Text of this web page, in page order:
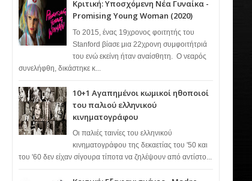
Κριτική: Υποσχόμενη Νέα Γυναίκα -
Promising Young Woman (2020)
Το 2015, ένας 19χρονος φοιτητής του
Stanford βίασε μια 22χρονη συμφοιτήτριά
του ενώ εκείνη ήταν αναίσθητη. Ο νεαρός
συνελήφθη, δικάστηκε κ...
10+1 Αγαπημένοι κωμικοί ηθοποιοί
του παλιού ελληνικού
κινηματογράφου
Οι παλιές ταινίες του ελληνικού
κινηματογράφου της δεκαετίας του '50 και
του '60 δεν είχαν σίγουρα τίποτα να ζηλέψουν από αντίστο...